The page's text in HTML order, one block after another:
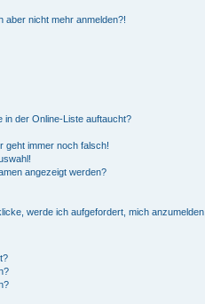
aber nicht mehr anmelden?!
in der Online-Liste auftaucht?
geht immer noch falsch!
angezeigt werden?
werde ich aufgefordert, mich anzumelden.